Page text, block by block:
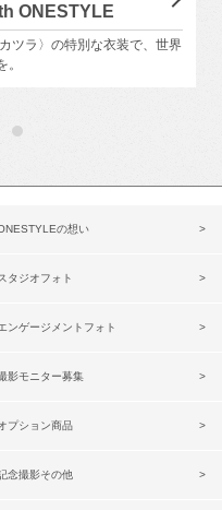
ONESTYLE
ツラ〉の特別な衣装で、世界
。
の想い
タジオフォト
ンゲージメントフォト
影モニター募集
プション商品
念撮影その他